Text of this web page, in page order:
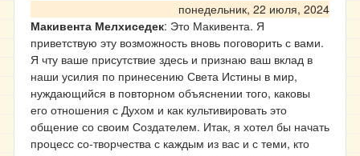
понедельник, 22 июля, 2024
Макивента Мелхиседек: Это Макивента. Я
приветствую эту возможность вновь поговорить с вами.
Я чту ваше присутствие здесь и признаю ваш вклад в
наши усилия по принесению Света Истины в мир,
нуждающийся в повторном объяснении того, каковы
его отношения с Духом и как культивировать это
общение со своим Создателем. Итак, я хотел бы начать
процесс со-творчества с каждым из вас и с теми, кто